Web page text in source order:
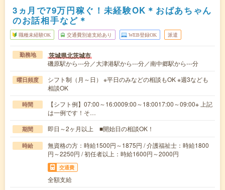
3ヵ月で79万円稼ぐ！未経験OK＊おばあちゃん
のお話相手など＊
職種未経験OK 交通費別途支給あり WEB登録OK 派遣
勤務地 茨城県北茨城市
磯原駅から---分／大津港駅から---分／南中郷駅から---分
曜日頻度
シフト制（月～日） ※平日のみなどの相談もOK ※週3なども
相談OK
時間
【シフト例】07:00～16:0009:00～18:0017:00～09:00※ 上記
は一例です！そ…
期間 即日～2ヶ月以上 ■開始日の相談OK！
時給
無資格の方：時給1500円～1875円 / 介護福祉士：時給1800
円～2250円 / 初任者以上：時給1600円～2000円
交通費
全額支給